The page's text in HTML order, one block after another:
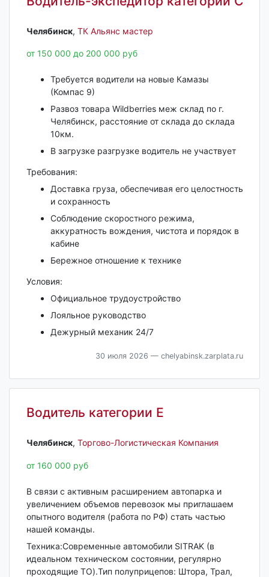
Челябинск‎, ТК Альянс мастер
от 150 000 до 200 000 руб
Требуется водители на новые Камазы
(Компас 9)
Развоз товара Wildberries меж склад по г.
Челябинск, расстояние от склада до склада
10км.
В загрузке разгрузке водитель не участвует
Требования:
Доставка груза, обеспечивая его целостность
и сохранность
Соблюдение скоростного режима,
аккуратность вождения, чистота и порядок в
кабине
Бережное отношение к технике
Условия:
Официальное трудоустройство
Лояльное руководство
Дежурный механик 24/7
30 июля 2026 — chelyabinsk.zarplata.ru
Водитель категории Е
Челябинск‎, Торгово-Логистическая Компания
от 160 000 руб
В связи с активным расширением автопарка и
увеличением объемов перевозок мы приглашаем
опытного водителя (работа по РФ) стать частью
нашей команды.
Техника:Современные автомобили SITRAK (в
идеальном техническом состоянии, регулярно
проходящие ТО).Тип полуприцепов: Штора, Трал,